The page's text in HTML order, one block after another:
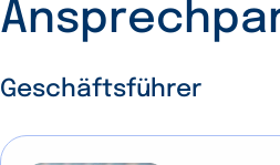
Geschäftsführer